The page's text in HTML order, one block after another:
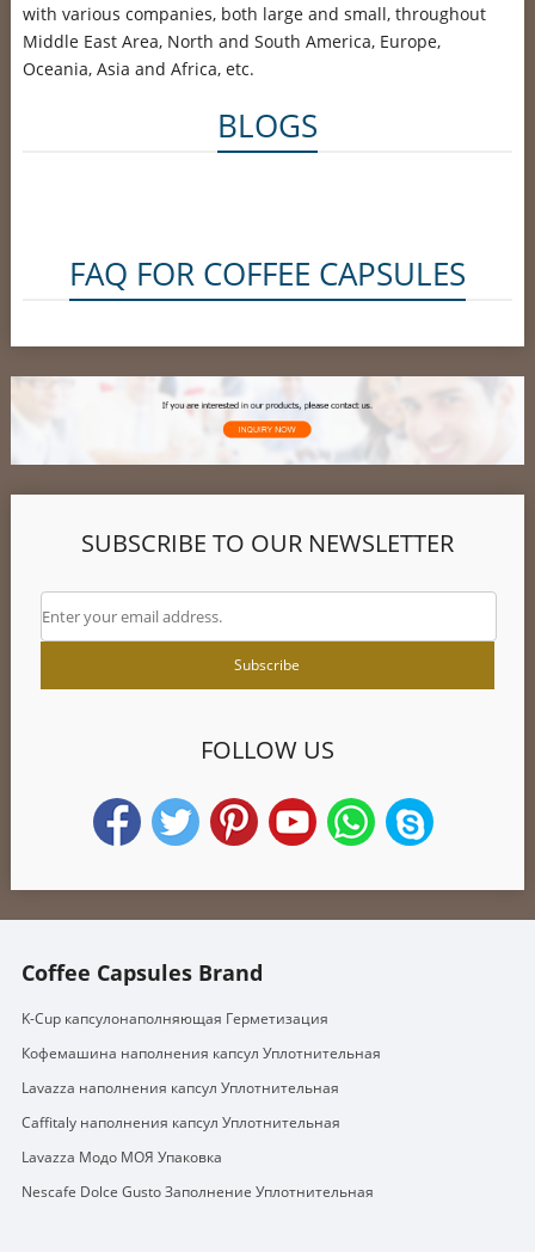
with various companies, both large and small, throughout
Middle East Area, North and South America, Europe,
Oceania, Asia and Africa, etc.
BLOGS
FAQ FOR COFFEE CAPSULES
SUBSCRIBE TO OUR NEWSLETTER
FOLLOW US
Coffee Capsules Brand
K-Cup капсулонаполняющая Герметизация
Кофемашина наполнения капсул Уплотнительная
Lavazza наполнения капсул Уплотнительная
Caffitaly наполнения капсул Уплотнительная
Lavazza Модо МОЯ Упаковка
Nescafe Dolce Gusto Заполнение Уплотнительная